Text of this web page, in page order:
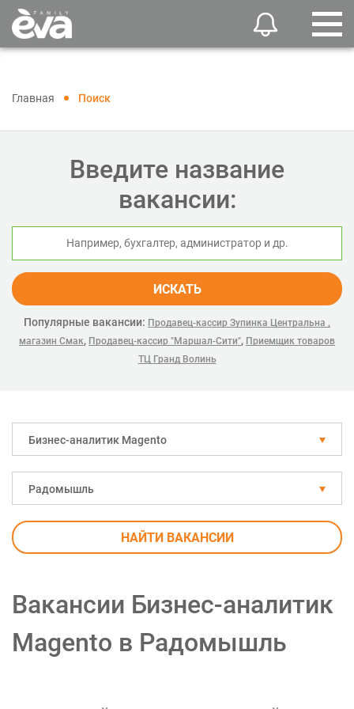
Главная Поиск
Введите название
вакансии:
ИСКАТЬ
Популярные вакансии: Продавец-кассир Зупинка Центральна ,
магазин Смак, Продавец-кассир "Маршал-Сити", Приемщик товаров
ТЦ Гранд Волинь
Бизнес-аналитик Magento
Радомышль
НАЙТИ ВАКАНСИИ
Вакансии Бизнес-аналитик
Magento в Радомышль